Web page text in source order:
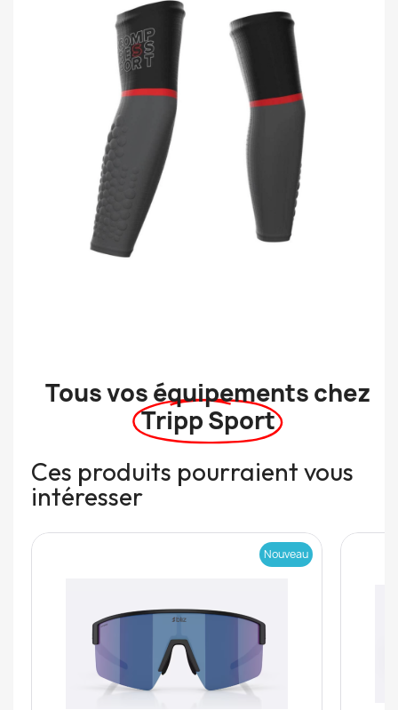
Tous vos équipements chez
Tripp Sport
Ces produits pourraient vous
intéresser
Nouveau